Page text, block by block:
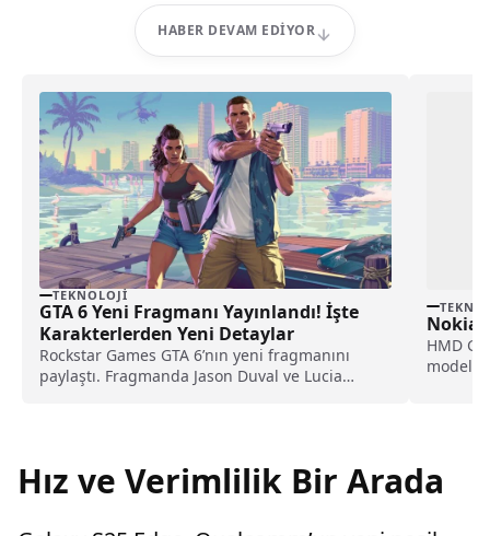
HABER DEVAM EDIYOR
TEKNOLOJI
GTA 6 Yeni Fragmanı Yayınlandı! İşte
Karakterlerden Yeni Detaylar
Rockstar Games GTA 6’nın yeni fragmanını
paylaştı. Fragmanda Jason Duval ve Lucia
Nokia
HMD
modeli
Hız ve Verimlilik Bir Arada